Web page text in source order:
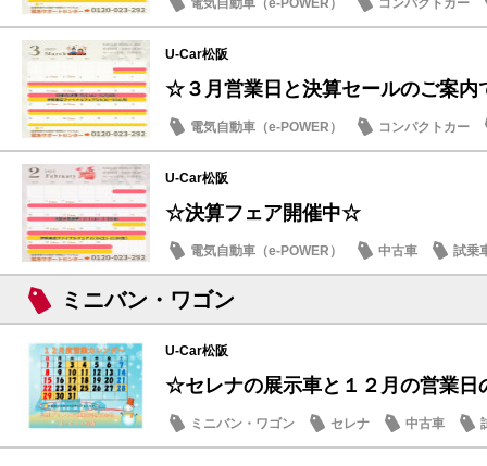
電気自動車（e-POWER）
コンパクトカー
営業日・店休日
U-Car松阪
☆３月営業日と決算セールのご案
電気自動車（e-POWER）
コンパクトカー
営業日・店休日
U-Car松阪
☆決算フェア開催中☆
電気自動車（e-POWER） 中古車
試乗
日産のお店
ミニバン・ワゴン
U-Car松阪
☆セレナの展示車と１２月の営業
ミニバン・ワゴン セレナ 中古車